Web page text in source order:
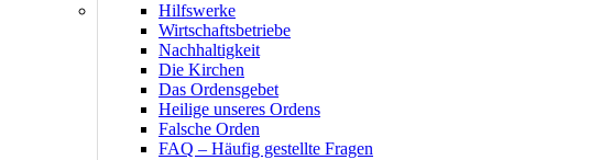
Hilfswerke
Wirtschaftsbetriebe
Nachhaltigkeit
Die Kirchen
Das Ordensgebet
Heilige unseres Ordens
Falsche Orden
FAQ – Häufig gestellte Fragen